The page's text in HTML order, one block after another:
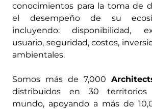
conocimientos para la toma de
el desempeño de su
incluyendo: disponibilidad,
usuario, seguridad, costos,
ambientales.
Somos más de 7,000
distribuidos en 30 territorios
mundo, apoyando a más de